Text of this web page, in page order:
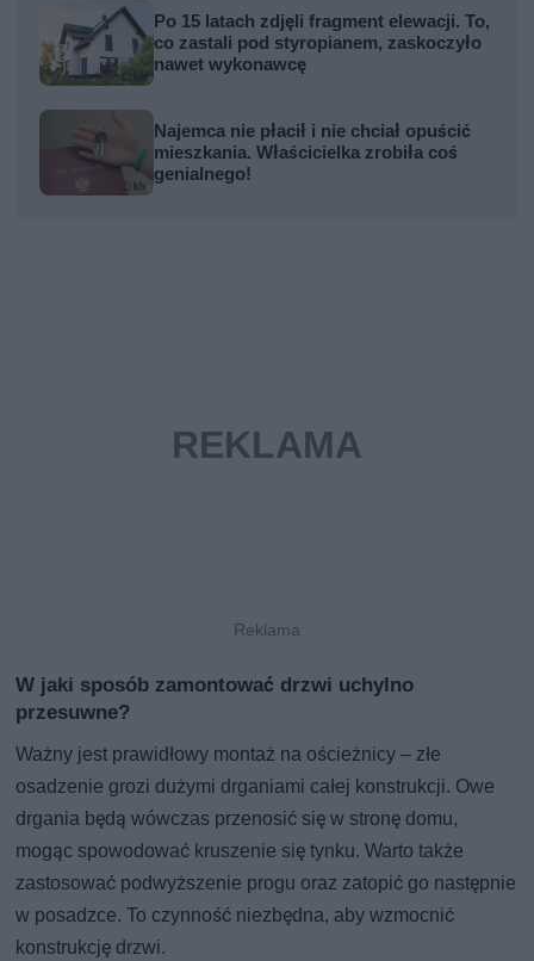
Po 15 latach zdjęli fragment elewacji. To,
co zastali pod styropianem, zaskoczyło
nawet wykonawcę
Najemca nie płacił i nie chciał opuścić
mieszkania. Właścicielka zrobiła coś
genialnego!
W jaki sposób zamontować drzwi uchylno
przesuwne?
Ważny jest prawidłowy montaż na ościeżnicy – złe
osadzenie grozi dużymi drganiami całej konstrukcji. Owe
drgania będą wówczas przenosić się w stronę domu,
mogąc spowodować kruszenie się tynku. Warto także
zastosować podwyższenie progu oraz zatopić go następnie
w posadzce. To czynność niezbędna, aby wzmocnić
konstrukcję drzwi.